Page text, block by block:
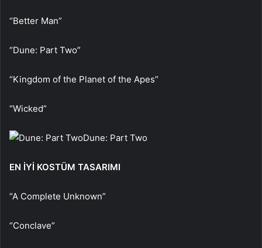
“Better Man”
“Dune: Part Two”
“Kingdom of the Planet of the Apes”
“Wicked”
Dune: Part Two
EN İYİ KOSTÜM TASARIMI
“A Complete Unknown”
“Conclave”